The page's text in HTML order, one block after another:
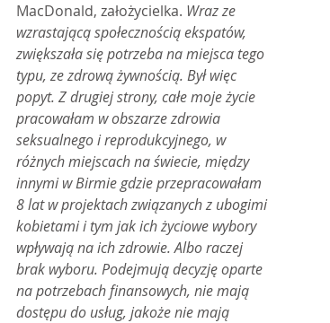
MacDonald, założycielka. Wraz ze
wzrastającą społecznością ekspatów,
zwiększała się potrzeba na miejsca tego
typu, ze zdrową żywnością. Był więc
popyt. Z drugiej strony, całe moje życie
pracowałam w obszarze zdrowia
seksualnego i reprodukcyjnego, w
różnych miejscach na świecie, między
innymi w Birmie gdzie przepracowałam
8 lat w projektach związanych z ubogimi
kobietami i tym jak ich życiowe wybory
wpływają na ich zdrowie. Albo raczej
brak wyboru. Podejmują decyzję oparte
na potrzebach finansowych, nie mają
dostępu do usług, jakoże nie mają